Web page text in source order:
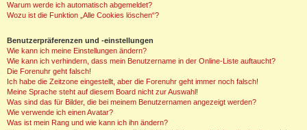
Warum werde ich automatisch abgemeldet?
Wozu ist die Funktion „Alle Cookies löschen“?
Benutzerpräferenzen und -einstellungen
Wie kann ich meine Einstellungen ändern?
Wie kann ich verhindern, dass mein Benutzername in der Online-Liste auftaucht?
Die Forenuhr geht falsch!
Ich habe die Zeitzone eingestellt, aber die Forenuhr geht immer noch falsch!
Meine Sprache steht auf diesem Board nicht zur Auswahl!
Was sind das für Bilder, die bei meinem Benutzernamen angezeigt werden?
Wie verwende ich einen Avatar?
Was ist mein Rang und wie kann ich ihn ändern?